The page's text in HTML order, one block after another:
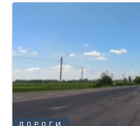
ДОРОГИ